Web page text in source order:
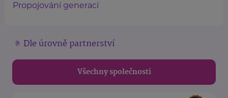
Propojování generací
Dle úrovně partnerství
Všechny společnosti